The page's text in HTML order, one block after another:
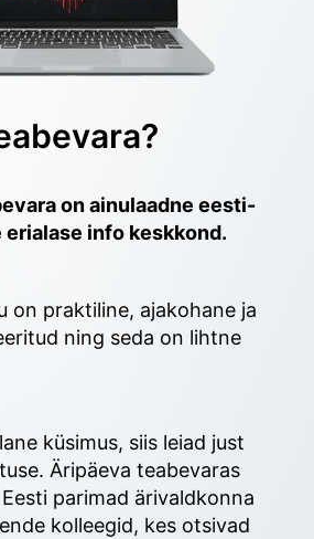
on ainulaadne eesti-
erialase info keskkond.
on praktiline, ajakohane ja
ning seda on lihtne
küsimus, siis leiad just
Äripäeva teabevaras
parimad ärivaldkonna
kolleegid, kes otsivad